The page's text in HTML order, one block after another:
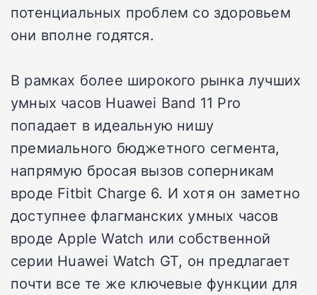
потенциальных проблем со здоровьем
они вполне годятся.
В рамках более широкого рынка лучших
умных часов Huawei Band 11 Pro
попадает в идеальную нишу
премиального бюджетного сегмента,
напрямую бросая вызов соперникам
вроде Fitbit Charge 6. И хотя он заметно
доступнее флагманских умных часов
вроде Apple Watch или собственной
серии Huawei Watch GT, он предлагает
почти все те же ключевые функции для